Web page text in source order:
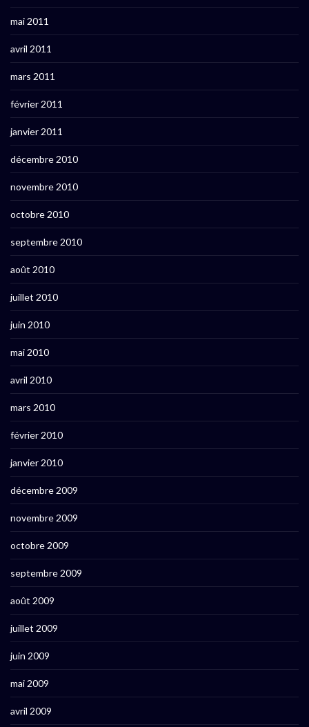
mai 2011
avril 2011
mars 2011
février 2011
janvier 2011
décembre 2010
novembre 2010
octobre 2010
septembre 2010
août 2010
juillet 2010
juin 2010
mai 2010
avril 2010
mars 2010
février 2010
janvier 2010
décembre 2009
novembre 2009
octobre 2009
septembre 2009
août 2009
juillet 2009
juin 2009
mai 2009
avril 2009